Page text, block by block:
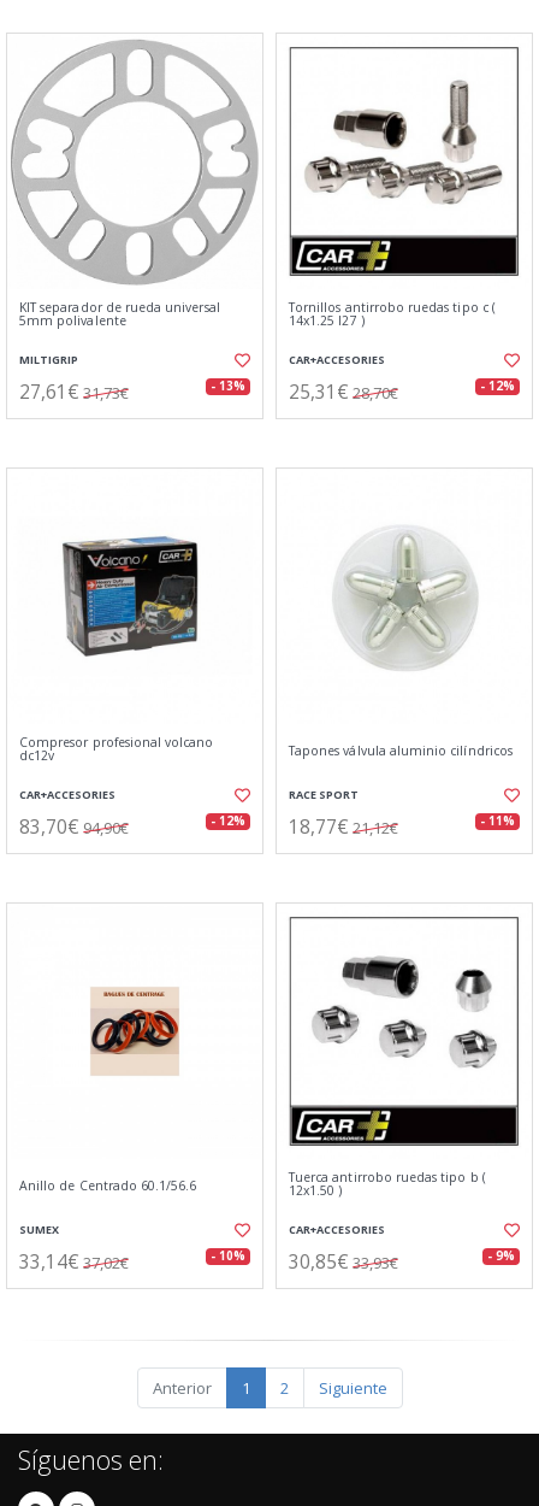
KIT separador de rueda universal
5mm polivalente
MILTIGRIP
27,61€ 31,73€ - 13%
Tornillos antirrobo ruedas tipo c (
14x1.25 l27 )
CAR+ACCESORIES
25,31€ 28,70€ - 12%
Compresor profesional volcano
dc12v
CAR+ACCESORIES
83,70€ 94,90€ - 12%
Tapones válvula aluminio cilíndricos
RACE SPORT
18,77€ 21,12€ - 11%
Anillo de Centrado 60.1/56.6
SUMEX
33,14€ 37,02€ - 10%
Tuerca antirrobo ruedas tipo b (
12x1.50 )
CAR+ACCESORIES
30,85€ 33,93€ - 9%
Anterior 1 2 Siguiente
Síguenos en: